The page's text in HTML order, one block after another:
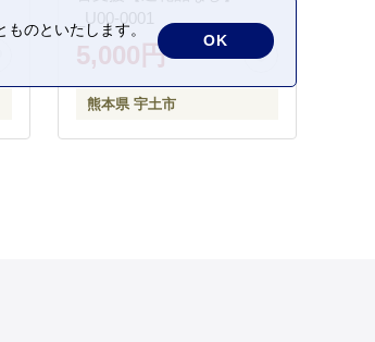
_U00-0001
5,000円
熊本県 宇土市
のといたします。
OK